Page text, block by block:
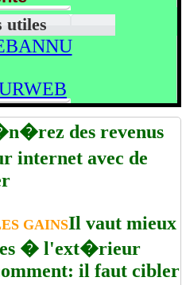
utiles
des revenus
internet avec de
GAINSIl vaut mieux
� l'ext�rieur
il faut cibler